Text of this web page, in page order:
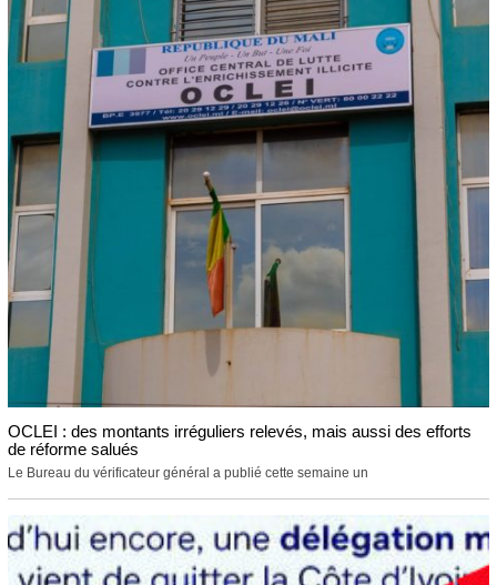
OCLEI : des montants irréguliers relevés, mais aussi des efforts
de réforme salués
Le Bureau du vérificateur général a publié cette semaine un